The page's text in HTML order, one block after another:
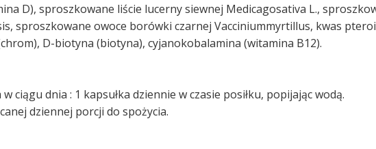
D), sproszkowane liście lucerny siewnej Medicagosativa L.,
sproszkowane owoce borówki czarnej Vacciniummyrtillus, kwas
D-biotyna (biotyna), cyjanokobalamina (witamina B12).
ciągu dnia : 1 kapsułka dziennie w czasie posiłku, popijając wodą.
dziennej porcji do spożycia.